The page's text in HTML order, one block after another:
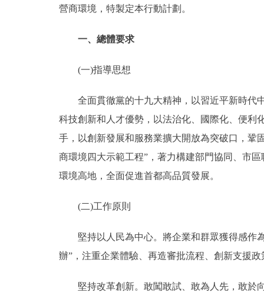
綠色北京
多語種
ENGLISH
ITALIANO
營商環境，特製定本行動計劃。
一、總體要求
(一)指導思想
全面貫徹黨的十九大精神，以習近平新時代中
科技創新和人才優勢，以法治化、國際化、便利
手，以創新發展和服務業擴大開放為突破口，鞏
商環境四大示範工程”，著力構建部門協同、市
環境高地，全面促進首都高品質發展。
(二)工作原則
堅持以人民為中心。將企業和群眾獲得感作為
辦”，注重企業體驗、再造審批流程、創新支援
堅持改革創新。敢闖敢試、敢為人先，敢於向